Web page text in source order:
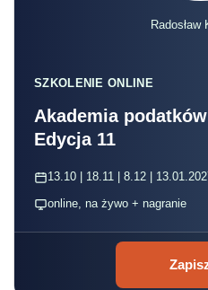
Radosław
SZKOLENIE ONLINE
Akademia
Edycja 11
13.10 | 18.11 | 8.12 |
online, na żywo + nagranie